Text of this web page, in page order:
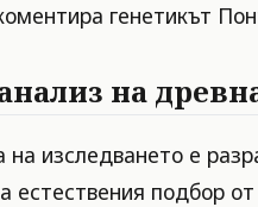
генетикът
на
на изследването е
естествения подбор